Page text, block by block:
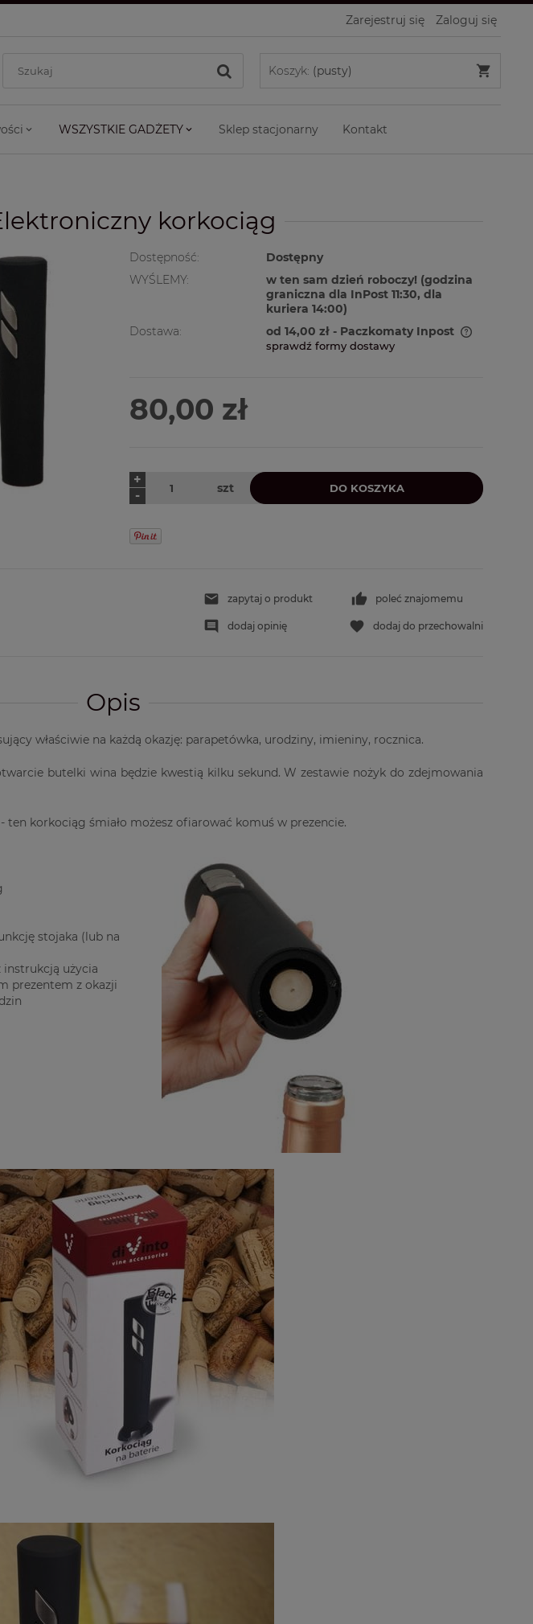
Zarejestruj się Zaloguj się
Koszyk: (pusty)
WSZYSTKIE GADŻETY Sklep stacjonarny Kontakt
korkociąg
Dostępność:
Dostępny
WYŚLEMY:
w ten sam dzień roboczy! (godzina
graniczna dla InPost 11:30, dla
kuriera 14:00)
Dostawa:
od 14,00 zł - Paczkomaty Inpost
sprawdź formy dostawy
80,00 zł
-
+
szt DO KOSZYKA
zapytaj o produkt poleć znajomemu
dodaj opinię dodaj do przechowalni
Opis
właściwie na każdą okazję: parapetówka, urodziny, imieniny, rocznica.
butelki wina będzie kwestią kilku sekund. W zestawie nożyk do zdejmowania
korkociąg śmiało możesz ofiarować komuś w prezencie.
stojaka (lub na
użycia
prezentem z okazji